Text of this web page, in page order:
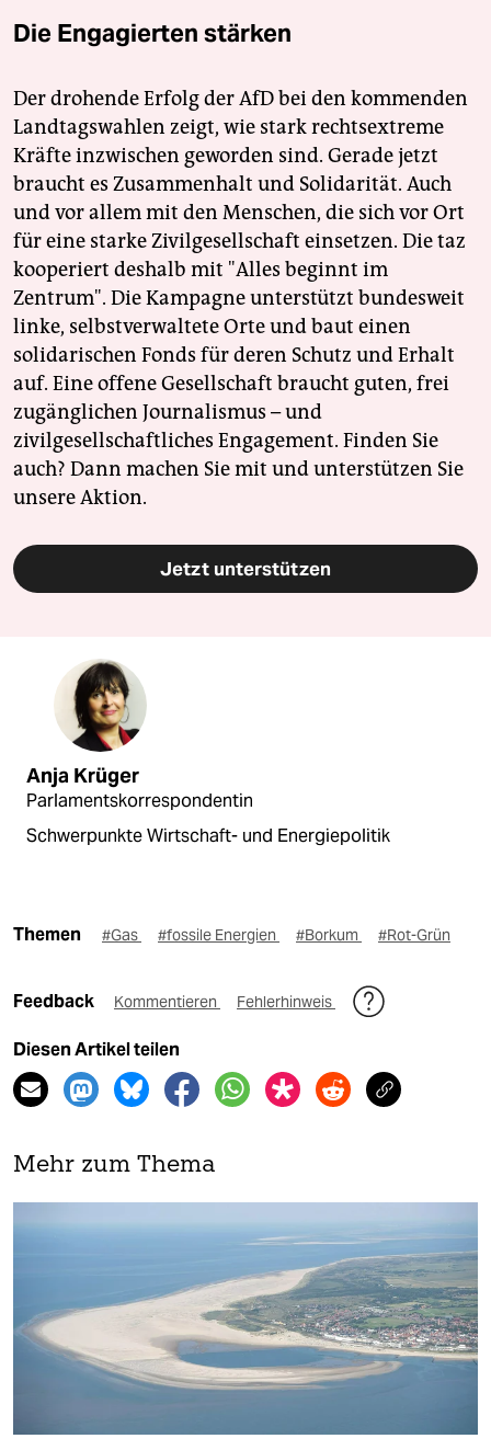
Die Engagierten stärken
Der drohende Erfolg der AfD bei den kommenden
Landtagswahlen zeigt, wie stark rechtsextreme
Kräfte inzwischen geworden sind. Gerade jetzt
braucht es Zusammenhalt und Solidarität. Auch
und vor allem mit den Menschen, die sich vor Ort
für eine starke Zivilgesellschaft einsetzen. Die taz
kooperiert deshalb mit "Alles beginnt im
Zentrum". Die Kampagne unterstützt bundesweit
linke, selbstverwaltete Orte und baut einen
solidarischen Fonds für deren Schutz und Erhalt
auf. Eine offene Gesellschaft braucht guten, frei
zugänglichen Journalismus – und
zivilgesellschaftliches Engagement. Finden Sie
auch? Dann machen Sie mit und unterstützen Sie
unsere Aktion.
Jetzt unterstützen
Anja Krüger
Parlamentskorrespondentin
Schwerpunkte Wirtschaft- und Energiepolitik
Themen #Gas #fossile Energien #Borkum #Rot-Grün
Feedback Kommentieren Fehlerhinweis
Diesen Artikel teilen
Mehr zum Thema